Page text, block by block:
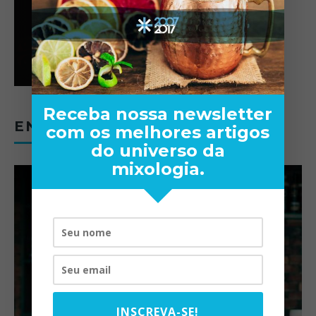
ENTREVISTAS
Receba nossa newsletter
com os melhores artigos
do universo da
mixologia.
INSCREVA-SE!